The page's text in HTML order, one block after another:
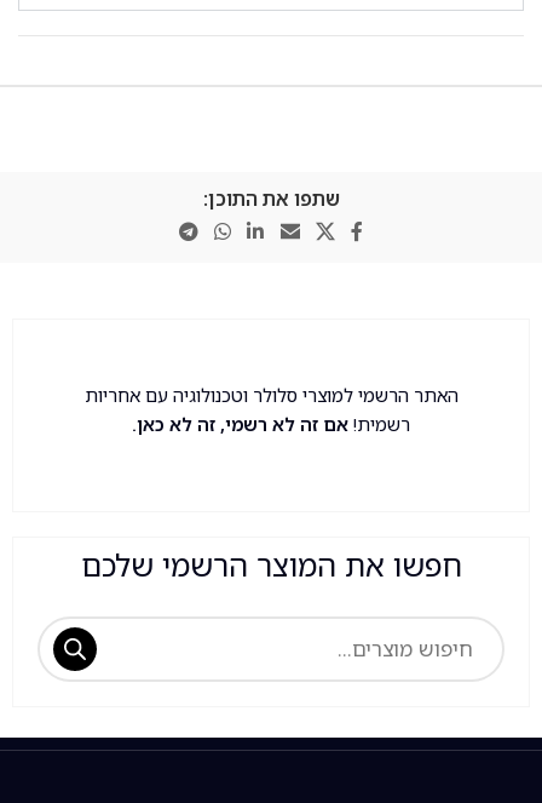
שתפו את התוכן:
האתר הרשמי למוצרי סלולר וטכנולוגיה עם אחריות
רשמית! אם זה לא רשמי, זה לא כאן.
חפשו את המוצר הרשמי שלכם